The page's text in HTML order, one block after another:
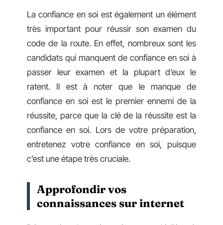
La confiance en soi est également un élément
très important pour réussir son examen du
code de la route. En effet, nombreux sont les
candidats qui manquent de confiance en soi à
passer leur examen et la plupart d’eux le
ratent. Il est à noter que le manque de
confiance en soi est le premier ennemi de la
réussite, parce que la clé de la réussite est la
confiance en soi. Lors de votre préparation,
entretenez votre confiance en soi, puisque
c’est une étape très cruciale.
Approfondir vos
connaissances sur internet